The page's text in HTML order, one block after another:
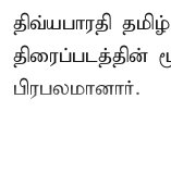
திவ்யபாரதி
திரைப்படத்தின்
பிரபலமானார்.